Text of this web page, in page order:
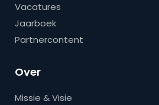
Vacatures
Jaarboek
Partnercontent
Over
Missie & Visie